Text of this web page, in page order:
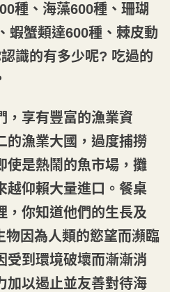
種、海藻600種、珊瑚
蝦蟹類達600種、棘皮動
識的有多少呢? 吃過的
，享有豐富的漁業資
的漁業大國，過度捕撈
使是熱鬧的魚市場，攤
越仰賴大量進口。餐桌
，你知道他們的生長及
因為人類的慾望而瀕臨
受到環境破壞而漸漸消
加以遏止並友善對待海